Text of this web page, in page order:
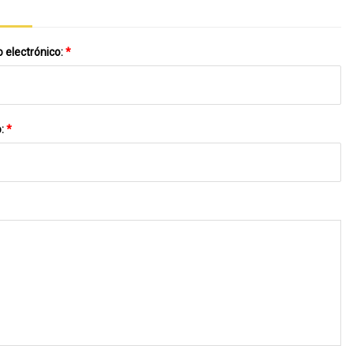
electrónico:*
*